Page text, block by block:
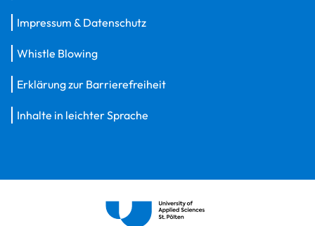
Impressum & Datenschutz
Whistle Blowing
Erklärung zur Barrierefreiheit
Inhalte in leichter Sprache